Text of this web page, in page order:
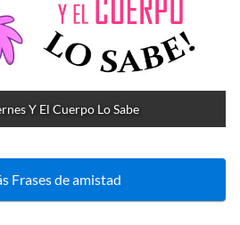
Y El Cuerpo Lo Sabe
Frases de amistad